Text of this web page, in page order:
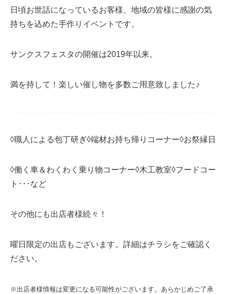
日頃お世話になっているお客様、地域の皆様に感謝の気
持ちを込めた手作りイベントです。
サンクスフェスタの開催は2019年以来。
満を持して！楽しい催し物を多数ご用意致しました♪
◊職人による包丁研ぎ◊端材お持ち帰りコーナー◊お祭縁日
◊働く車＆わくわく乗り物コーナー◊木工教室◊フードコー
ト･･･など
その他にも出店者様続々！
曜日限定の出店もございます。詳細はチラシをご確認く
ださい。
※出店者様情報は変更になる可能性がございます。あらかじめご了承